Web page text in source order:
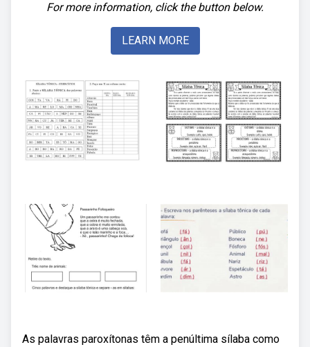
For more information, click the button below.
LEARN MORE
As palavras paroxítonas têm a penúltima sílaba como